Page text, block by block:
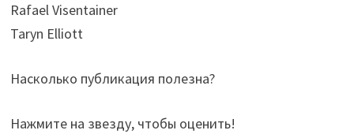
Rafael Visentainer
Taryn Elliott
Насколько публикация полезна?
Нажмите на звезду, чтобы оценить!